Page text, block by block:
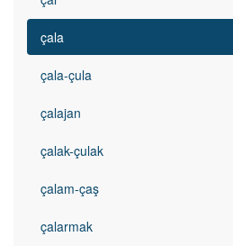
çala
çala-çula
çalajan
çalak-çulak
çalam-çaş
çalarmak